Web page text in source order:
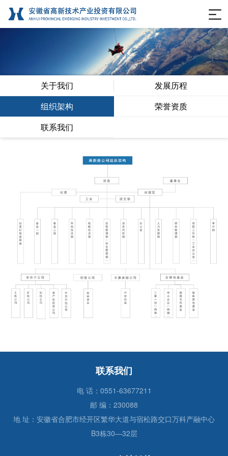
关于我们
发展历程
组织架构
荣誉资质
联系我们
联系我们
电 话：0551-63677211
邮 编：230088
地 址：安徽省合肥市经开区繁华大道与宿松路交口万科产融中心
B3栋30—32层